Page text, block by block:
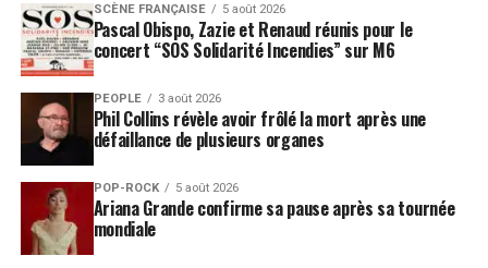
SCÈNE FRANÇAISE 5 août 2026
Pascal Obispo, Zazie et Renaud réunis pour le
concert “SOS Solidarité Incendies” sur M6
PEOPLE 3 août 2026
Phil Collins révèle avoir frôlé la mort après une
défaillance de plusieurs organes
POP-ROCK 5 août 2026
Ariana Grande confirme sa pause après sa tournée
mondiale